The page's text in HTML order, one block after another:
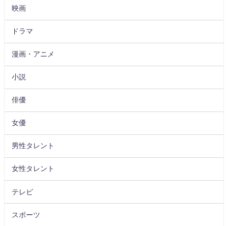
映画
ドラマ
漫画・アニメ
小説
俳優
女優
男性タレント
女性タレント
テレビ
スポーツ